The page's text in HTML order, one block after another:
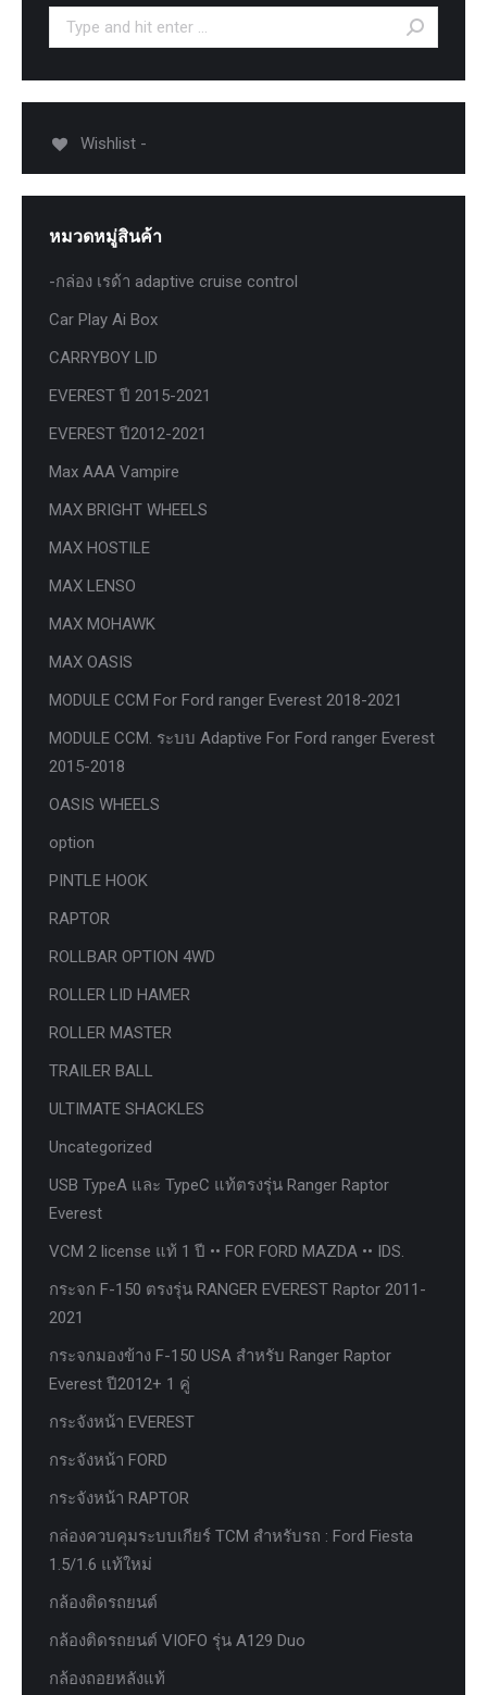
Search:
Wishlist -
หมวดหมู่สินค้า
-กล่อง เรด้า adaptive cruise control
Car Play Ai Box
CARRYBOY LID
EVEREST ปี 2015-2021
EVEREST ปี2012-2021
Max AAA Vampire
MAX BRIGHT WHEELS
MAX HOSTILE
MAX LENSO
MAX MOHAWK
MAX OASIS
MODULE CCM For Ford ranger Everest 2018-2021
MODULE CCM. ระบบ Adaptive For Ford ranger Everest
2015-2018
OASIS WHEELS
option
PINTLE HOOK
RAPTOR
ROLLBAR OPTION 4WD
ROLLER LID HAMER
ROLLER MASTER
TRAILER BALL
ULTIMATE SHACKLES
Uncategorized
USB TypeA และ TypeC แท้ตรงรุ่น Ranger Raptor
Everest
VCM 2 license แท้ 1 ปี •• FOR FORD MAZDA •• IDS.
กระจก F-150 ตรงรุ่น RANGER EVEREST Raptor 2011-
2021
กระจกมองข้าง F-150 USA สำหรับ Ranger Raptor
Everest ปี2012+ 1 คู่
กระจังหน้า EVEREST
กระจังหน้า FORD
กระจังหน้า RAPTOR
กล่องควบคุมระบบเกียร์ TCM สำหรับรถ : Ford Fiesta
1.5/1.6 แท้ใหม่
กล้องติดรถยนต์
กล้องติดรถยนต์ VIOFO รุ่น A129 Duo
กล้องถอยหลังแท้